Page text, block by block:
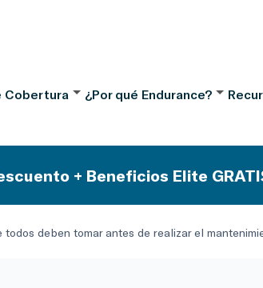
Cobertura ¿Por qué Endurance?
+ Beneficios Elite
todos deben tomar antes de realizar el